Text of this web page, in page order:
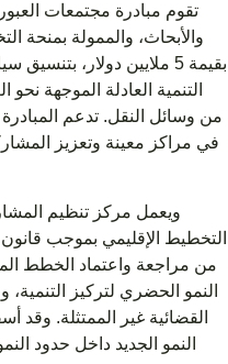
تقوم مبادرة مجتمعات
والأبحاث، والممولة بمنحة
بقيمة 5 ملايين دولار،
التنمية العادلة الموجهة
في مراكز معينة وتعزيز
ويعمل مركز تنظيم
التخطيط الإقليمي بموجب
من مراجعة واعتماد الخطط
النمو الحضري لتركيز التنمية،
النمو الجديد داخل حدود